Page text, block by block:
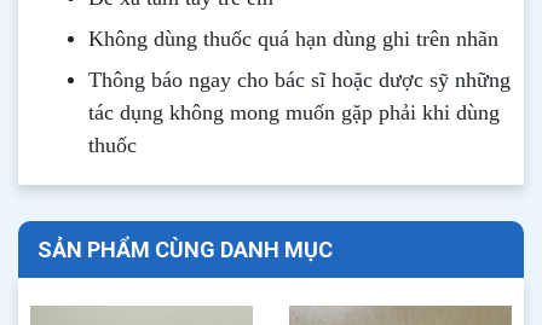
Không dùng thuốc quá hạn dùng ghi trên nhãn
Thông báo ngay cho bác sĩ hoặc dược sỹ những
tác dụng không mong muốn gặp phải khi dùng
thuốc
SẢN PHẨM CÙNG DANH MỤC